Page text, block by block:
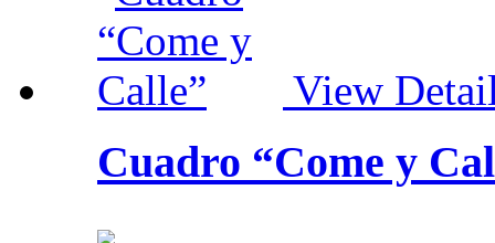
View
Cuadro “Come y